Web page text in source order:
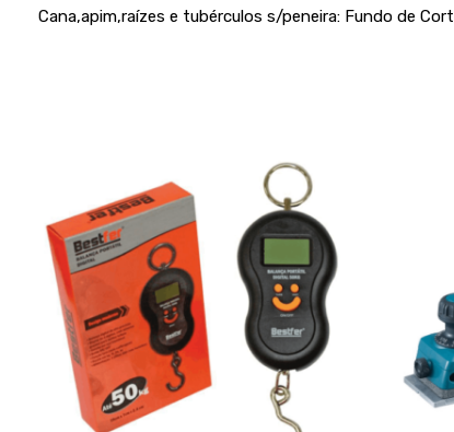
Cana,apim,raízes e tubérculos s/peneira: Fundo de